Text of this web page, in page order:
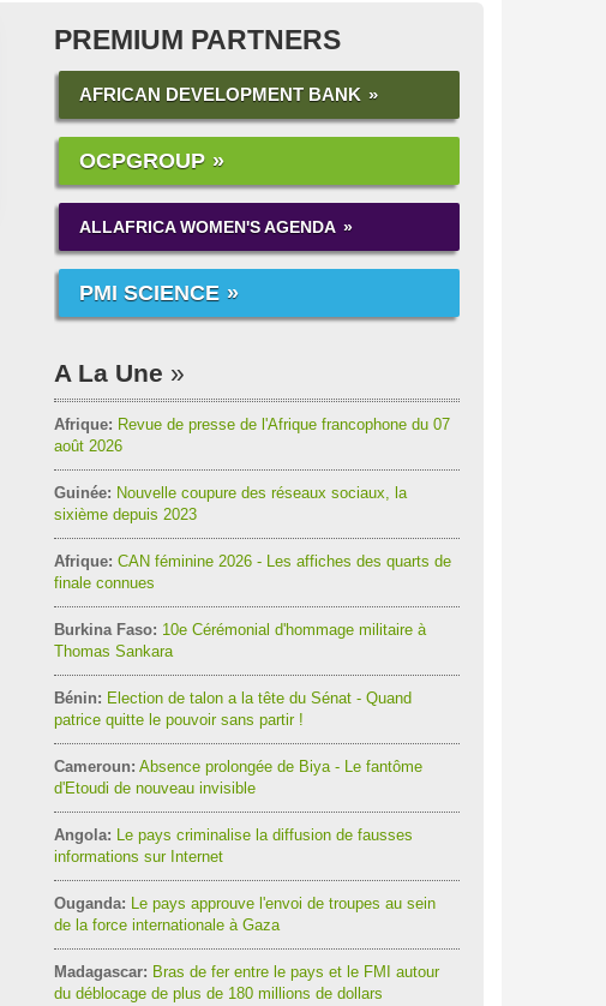
PREMIUM PARTNERS
AFRICAN DEVELOPMENT BANK
OCPGROUP
ALLAFRICA WOMEN'S AGENDA
PMI SCIENCE
A La Une
Afrique: Revue de presse de l'Afrique francophone du 07
août 2026
Guinée: Nouvelle coupure des réseaux sociaux, la
sixième depuis 2023
Afrique: CAN féminine 2026 - Les affiches des quarts de
finale connues
Burkina Faso: 10e Cérémonial d'hommage militaire à
Thomas Sankara
Bénin: Election de talon a la tête du Sénat - Quand
patrice quitte le pouvoir sans partir !
Cameroun: Absence prolongée de Biya - Le fantôme
d'Etoudi de nouveau invisible
Angola: Le pays criminalise la diffusion de fausses
informations sur Internet
Ouganda: Le pays approuve l'envoi de troupes au sein
de la force internationale à Gaza
Madagascar: Bras de fer entre le pays et le FMI autour
du déblocage de plus de 180 millions de dollars